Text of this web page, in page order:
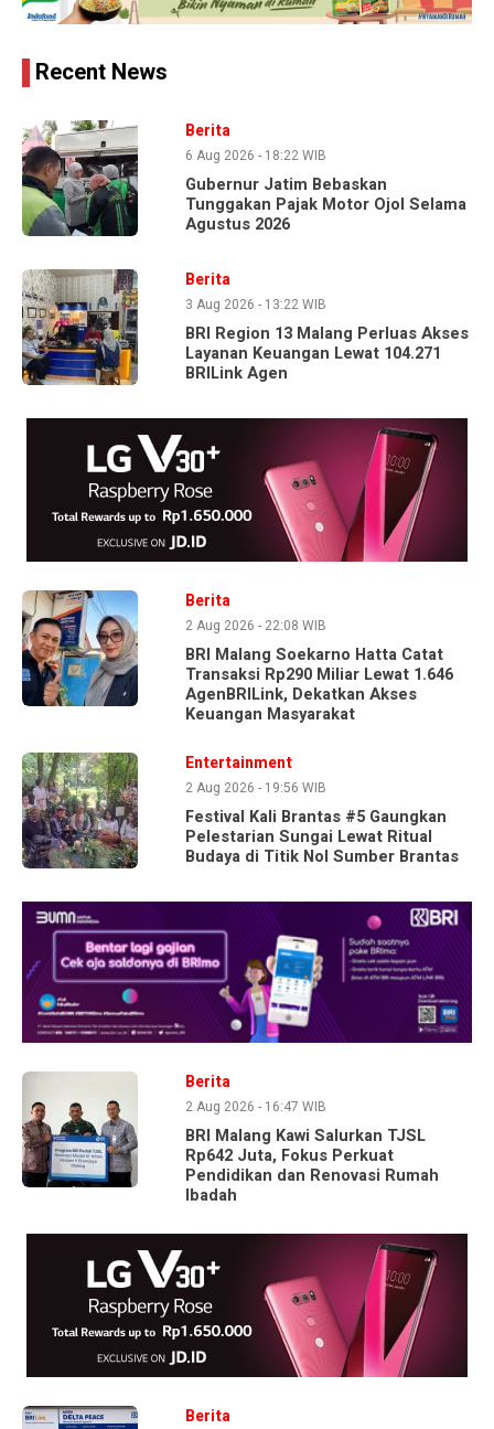
Recent News
Berita
6 Aug 2026 - 18:22 WIB
Gubernur Jatim Bebaskan
Tunggakan Pajak Motor Ojol Selama
Agustus 2026
Berita
3 Aug 2026 - 13:22 WIB
BRI Region 13 Malang Perluas Akses
Layanan Keuangan Lewat 104.271
BRILink Agen
Berita
2 Aug 2026 - 22:08 WIB
BRI Malang Soekarno Hatta Catat
Transaksi Rp290 Miliar Lewat 1.646
AgenBRILink, Dekatkan Akses
Keuangan Masyarakat
Entertainment
2 Aug 2026 - 19:56 WIB
Festival Kali Brantas #5 Gaungkan
Pelestarian Sungai Lewat Ritual
Budaya di Titik Nol Sumber Brantas
Berita
2 Aug 2026 - 16:47 WIB
BRI Malang Kawi Salurkan TJSL
Rp642 Juta, Fokus Perkuat
Pendidikan dan Renovasi Rumah
Ibadah
Berita